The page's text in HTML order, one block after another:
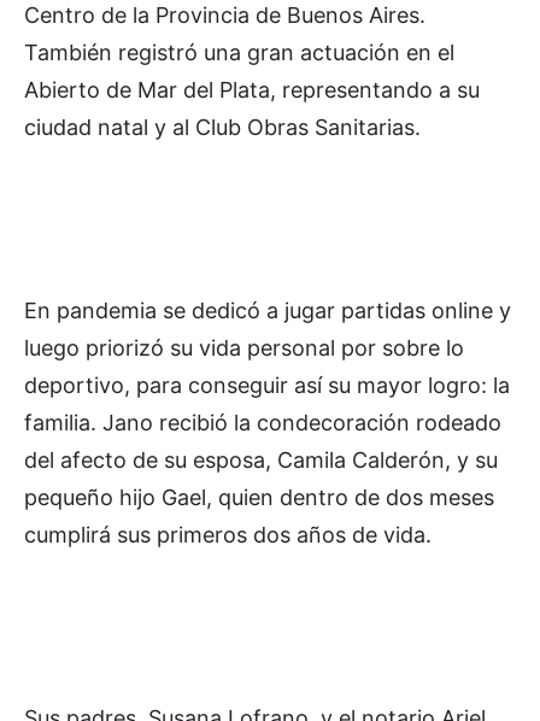
Centro de la Provincia de Buenos Aires.
También registró una gran actuación en el
Abierto de Mar del Plata, representando a su
ciudad natal y al Club Obras Sanitarias.
En pandemia se dedicó a jugar partidas online y
luego priorizó su vida personal por sobre lo
deportivo, para conseguir así su mayor logro: la
familia. Jano recibió la condecoración rodeado
del afecto de su esposa, Camila Calderón, y su
pequeño hijo Gael, quien dentro de dos meses
cumplirá sus primeros dos años de vida.